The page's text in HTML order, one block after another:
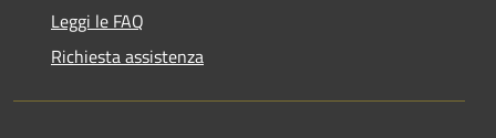
Leggi le FAQ
Richiesta assistenza